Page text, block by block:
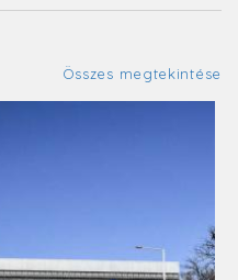
Összes megtekintése